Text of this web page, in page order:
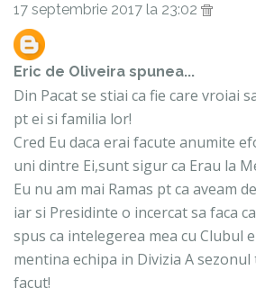
17 septembrie 2017 la 23:02
Eric de Oliveira spunea...
Din Pacat se stiai ca fie care vroiai
pt ei si familia lor!
Cred Eu daca erai facute anumite
uni dintre Ei,sunt sigur ca Erau la
Eu nu am mai Ramas pt ca aveam
iar si Presidinte o incercat sa faca
spus ca intelegerea mea cu Clubul
mentina echipa in Divizia A sezonul
facut!